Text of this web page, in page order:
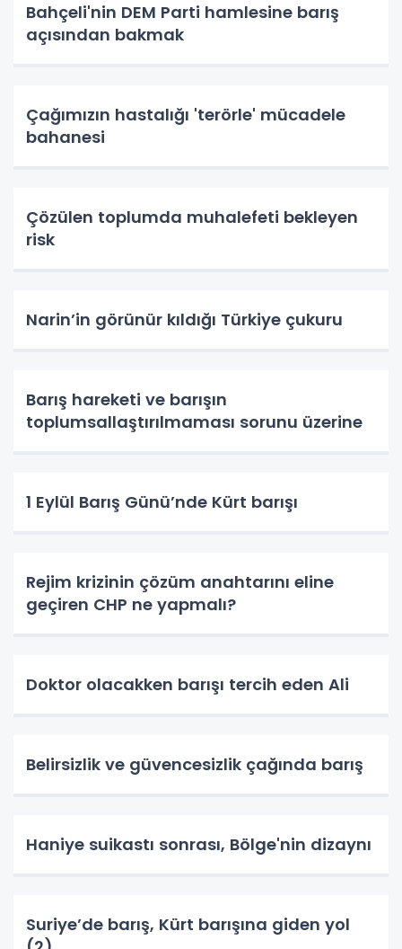
Bahçeli'nin DEM Parti hamlesine barış
açısından bakmak
Çağımızın hastalığı 'terörle' mücadele
bahanesi
Çözülen toplumda muhalefeti bekleyen
risk
Narin’in görünür kıldığı Türkiye çukuru
Barış hareketi ve barışın
toplumsallaştırılmaması sorunu üzerine
1 Eylül Barış Günü’nde Kürt barışı
Rejim krizinin çözüm anahtarını eline
geçiren CHP ne yapmalı?
Doktor olacakken barışı tercih eden Ali
Belirsizlik ve güvencesizlik çağında barış
Haniye suikastı sonrası, Bölge'nin dizaynı
Suriye’de barış, Kürt barışına giden yol